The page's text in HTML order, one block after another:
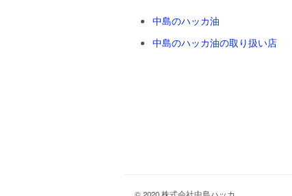
中島のハッカ油
中島のハッカ油の取り扱い店